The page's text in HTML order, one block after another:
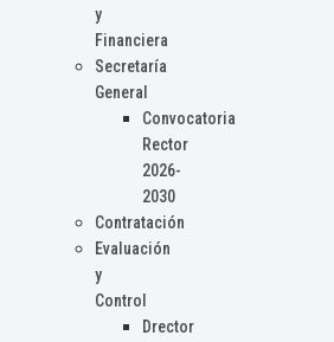
y
Financiera
Secretaría
General
Convocatoria
Rector
2026-
2030
Contratación
Evaluación
y
Control
Drector